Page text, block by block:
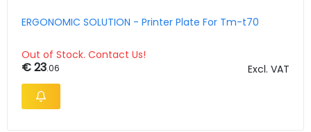
ERGONOMIC SOLUTION - Printer Plate For Tm-t70
Out of Stock. Contact Us!
€ 23.06 Excl. VAT